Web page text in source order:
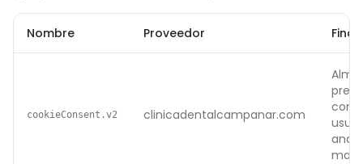
Nombre Proveedor
cookieConsent.v2 clinicadentalcampanar.com